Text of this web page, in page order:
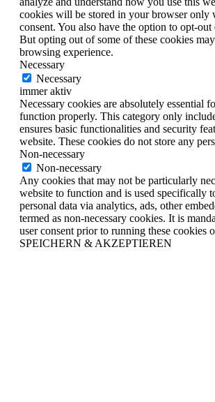
cookies will be stored in your browser only
consent. You also have the option to opt-out
But opting out of some of these cookies
browsing experience.
Necessary
Necessary
immer aktiv
Necessary cookies are absolutely essential
function properly. This category only
ensures basic functionalities and security
website. These cookies do not store any
Non-necessary
Non-necessary
Any cookies that may not be particularly
website to function and is used specifically
personal data via analytics, ads, other
termed as non-necessary cookies. It is
user consent prior to running these cookies
SPEICHERN & AKZEPTIEREN